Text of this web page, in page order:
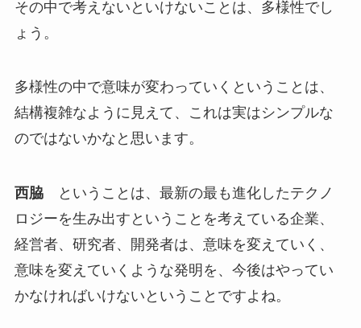
その中で考えないといけないことは、多様性でし
ょう。
多様性の中で意味が変わっていくということは、
結構複雑なように見えて、これは実はシンプルな
のではないかなと思います。
西脇ということは、最新の最も進化したテクノ
ロジーを生み出すということを考えている企業、
経営者、研究者、開発者は、意味を変えていく、
意味を変えていくような発明を、今後はやってい
かなければいけないということですよね。